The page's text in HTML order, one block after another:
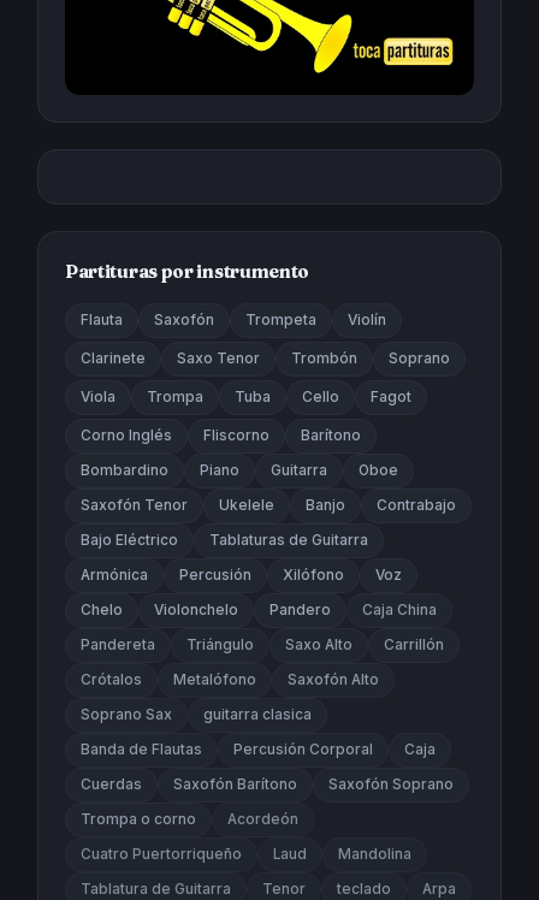
Partituras por instrumento
Flauta Saxofón Trompeta Violín
Clarinete Saxo Tenor Trombón Soprano
Viola Trompa Tuba Cello Fagot
Corno Inglés Fliscorno Barítono
Bombardino Piano Guitarra Oboe
Saxofón Tenor Ukelele Banjo Contrabajo
Bajo Eléctrico Tablaturas de Guitarra
Armónica Percusión Xilófono Voz
Chelo Violonchelo Pandero Caja China
Pandereta Triángulo Saxo Alto Carrillón
Crótalos Metalófono Saxofón Alto
Soprano Sax guitarra clasica
Banda de Flautas Percusión Corporal Caja
Cuerdas Saxofón Barítono Saxofón Soprano
Trompa o corno Acordeón
Cuatro Puertorriqueño Laud Mandolina
Tablatura de Guitarra Tenor teclado Arpa